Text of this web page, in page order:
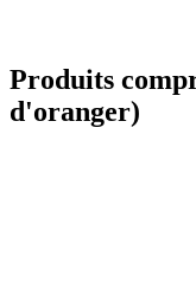
Produits
d'oranger)